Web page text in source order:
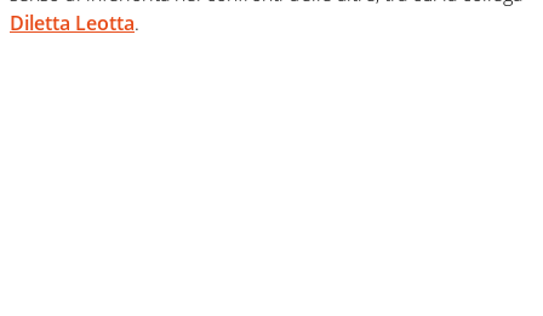
Diletta Leotta.